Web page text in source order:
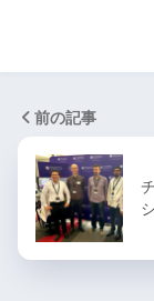
前の記事